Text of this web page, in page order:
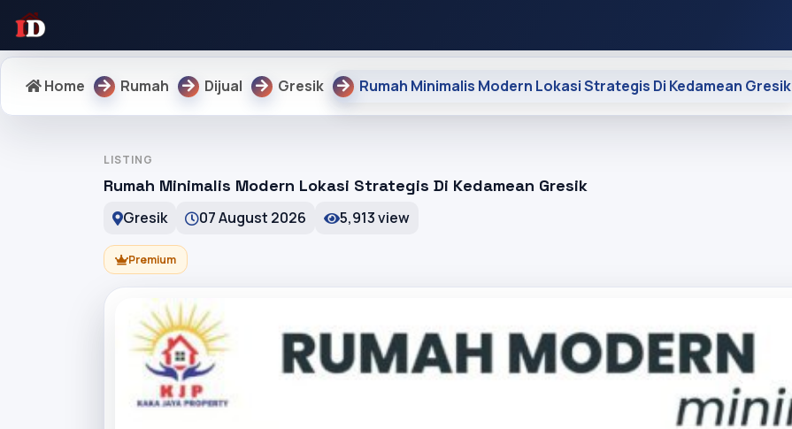
Home Rumah Dijual Gresik Rumah Minimalis Modern Lokasi Strategis Di Kedamean Gresik
LISTING
Rumah Minimalis Modern Lokasi Strategis Di Kedamean Gresik
Gresik 07 August 2026 5,913 view
Premium